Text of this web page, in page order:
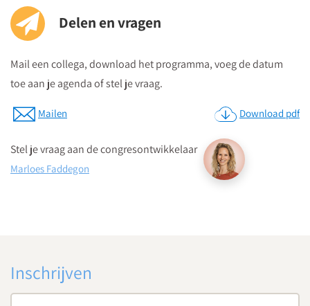
Delen en vragen
Mail een collega, download het programma, voeg de datum
toe aan je agenda of stel je vraag.
Mailen Download pdf
Stel je vraag aan de congresontwikkelaar
Marloes Faddegon
Inschrijven